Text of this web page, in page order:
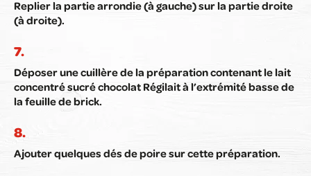
Replier la partie arrondie (à gauche) sur la partie droite
(à droite).
Déposer une cuillère de la préparation contenant le lait
concentré sucré chocolat Régilait à l’extrémité basse de
la feuille de brick.
Ajouter quelques dés de poire sur cette préparation.